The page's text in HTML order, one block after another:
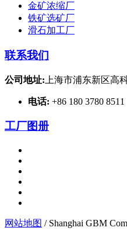
金矿浓缩厂
铁矿选矿厂
滑石加工厂
联系我们
公司地址: 上海市浦东新区高
电话: +86 180 3780 8511
工厂图册
网站地图 / Shanghai GBM